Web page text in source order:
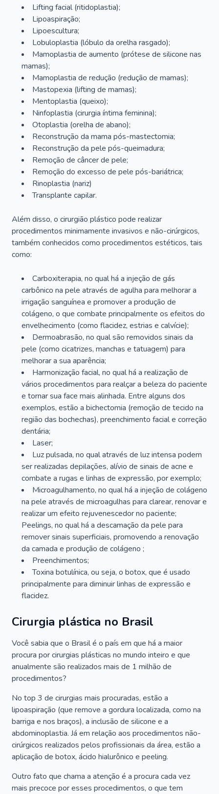
Lifting facial (ritidoplastia);
Lipoaspiração;
Lipoescultura;
Lobuloplastia (lóbulo da orelha rasgado);
Mamoplastia de aumento (prótese de silicone nas
mamas);
Mamoplastia de redução (redução de mamas);
Mastopexia (lifting de mamas);
Mentoplastia (queixo);
Ninfoplastia (cirurgia íntima feminina);
Otoplastia (orelha de abano);
Reconstrução da mama pós-mastectomia;
Reconstrução da pele pós-queimadura;
Remoção de câncer de pele;
Remoção do excesso de pele pós-bariátrica;
Rinoplastia (nariz)
Transplante capilar.
Além disso, o cirurgião plástico pode realizar
procedimentos minimamente invasivos e não-cirúrgicos,
também conhecidos como procedimentos estéticos, tais
como:
Carboxiterapia, no qual há a injeção de gás
carbônico na pele através de agulha para melhorar a
irrigação sanguínea e promover a produção de
colágeno, o que combate principalmente os efeitos do
envelhecimento (como flacidez, estrias e calvície);
Dermoabrasão, no qual são removidos sinais da
pele (como cicatrizes, manchas e tatuagem) para
melhorar a sua aparência;
Harmonização facial, no qual há a realização de
vários procedimentos para realçar a beleza do paciente
e tornar sua face mais alinhada. Entre alguns dos
exemplos, estão a bichectomia (remoção de tecido na
região das bochechas), preenchimento facial e correção
dentária;
Laser;
Luz pulsada, no qual através de luz intensa podem
ser realizadas depilações, alívio de sinais de acne e
combate a rugas e linhas de expressão, por exemplo;
Microagulhamento, no qual há a injeção de colágeno
na pele através de microagulhas para clarear, renovar e
realizar um efeito rejuvenescedor no paciente;
Peelings, no qual há a descamação da pele para
remover sinais superficiais, promovendo a renovação
da camada e produção de colágeno ;
Preenchimentos;
Toxina botulínica, ou seja, o botox, que é usado
principalmente para diminuir linhas de expressão e
flacidez.
Cirurgia plástica no Brasil
Você sabia que o Brasil é o país em que há a maior
procura por cirurgias plásticas no mundo inteiro e que
anualmente são realizados mais de 1 milhão de
procedimentos?
No top 3 de cirurgias mais procuradas, estão a
lipoaspiração (que remove a gordura localizada, como na
barriga e nos braços), a inclusão de silicone e a
abdominoplastia. Já em relação aos procedimentos não-
cirúrgicos realizados pelos profissionais da área, estão a
aplicação de botox, ácido hialurônico e peeling.
Outro fato que chama a atenção é a procura cada vez
mais precoce por esses procedimentos, o que tem